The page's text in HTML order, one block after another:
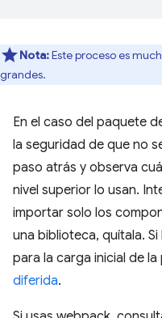
Nota:Este proceso es
grandes.
En el caso del paquete
la seguridad de que no
paso atrás y observa
nivel superior lo usan.
importar solo los
una biblioteca, quítala.
para la carga inicial de
diferida.